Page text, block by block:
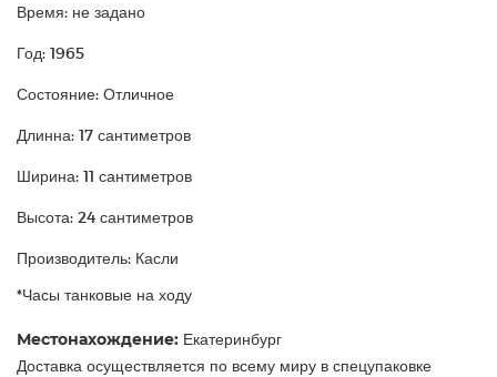
Время: не задано
Год: 1965
Состояние: Отличное
Длинна: 17 сантиметров
Ширина: 11 сантиметров
Высота: 24 сантиметров
Производитель: Касли
*Часы танковые на ходу
Местонахождение: Екатеринбург
Доставка осуществляется по всему миру в спецупаковке